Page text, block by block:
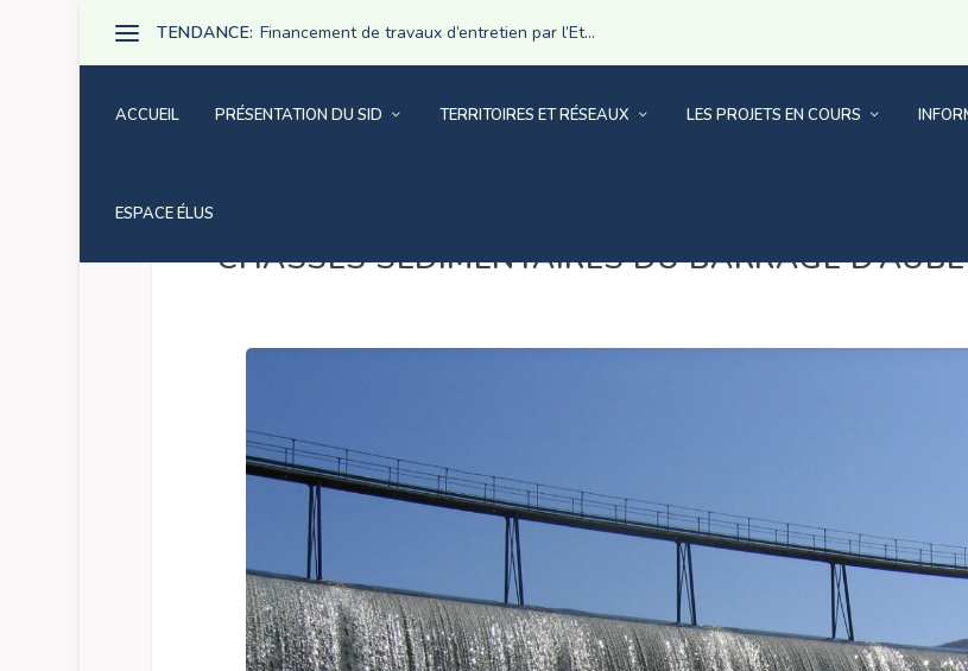
TENDANCE: Financement de travaux d’entretien par l’Et...
ACCUEIL PRÉSENTATION DU SID TERRITOIRES ET RÉSEAUX LES PROJETS EN COURS
ESPACE ÉLUS
CHASSES SEDIMENTAIRES DU BARRAGE